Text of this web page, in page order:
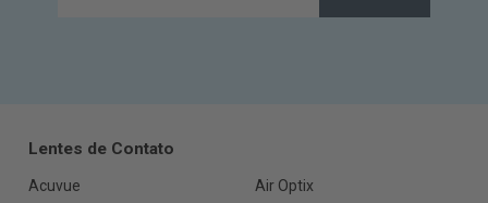
Lentes de Contato
Acuvue
Air Optix